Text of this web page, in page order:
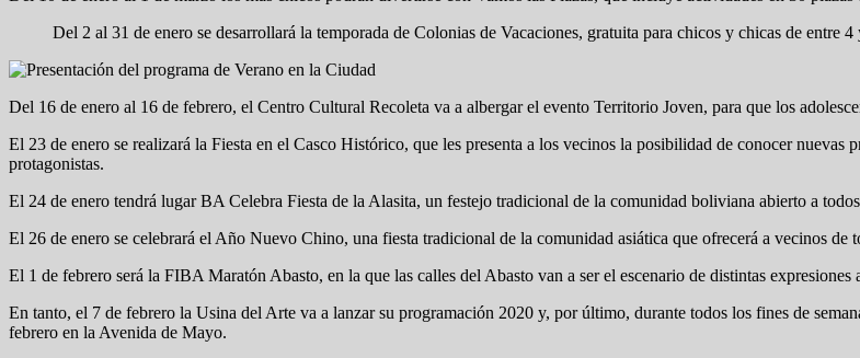
Del 2 al 31 de enero se desarrollará la temporada de Colonias de Vacaciones, gratuita para chicos y chicas de entre
Del 16 de enero al 16 de febrero, el Centro Cultural Recoleta va a albergar el evento Territorio Joven, para que los
El 23 de enero se realizará la Fiesta en el Casco Histórico, que les presenta a los vecinos la posibilidad de conocer nuevas
protagonistas.
El 24 de enero tendrá lugar BA Celebra Fiesta de la Alasita, un festejo tradicional de la comunidad boliviana abierto a
El 26 de enero se celebrará el Año Nuevo Chino, una fiesta tradicional de la comunidad asiática que ofrecerá a vecinos de
El 1 de febrero será la FIBA Maratón Abasto, en la que las calles del Abasto van a ser el escenario de distintas
En tanto, el 7 de febrero la Usina del Arte va a lanzar su programación 2020 y, por último, durante todos los fines de
febrero en la Avenida de Mayo.